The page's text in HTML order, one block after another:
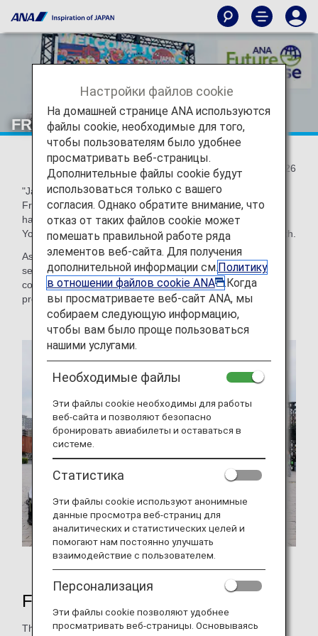
FRY to FLY!
2023/07/26
"Japan Burger Championship 2023" and "Japan French
Fries Championship 2023" to determine the best
hamburgers and French fries in Japan were held at
Yokohama Red Brick Warehouse from June 9th to June 11th.
As a participating company in the FRY to FLY Project, ANA
set up a booth at the event with other participating
companies to collect cooking oil used at the event and to
promote activities for SAF.
Booth held at the event
FRY to FLY Project
The FRY to FLY Project is working to collect waste cooking
Настройки файлов cookie
На домашней странице ANA используются
файлы cookie, необходимые для того,
чтобы пользователям было удобнее
просматривать веб-страницы.
Дополнительные файлы cookie будут
использоваться только с вашего
согласия. Однако обратите внимание, что
отказ от таких файлов cookie может
помешать правильной работе ряда
элементов веб-сайта. Для получения
дополнительной информации см.Политику
в отношении файлов cookie ANA
.Когда
вы просматриваете веб-сайт ANA, мы
собираем следующую информацию,
чтобы вам было проще пользоваться
нашими услугами.
Необходимые файлы
Эти файлы cookie необходимы для работы
веб-сайта и позволяют безопасно
бронировать авиабилеты и оставаться в
системе.
Статистика
Эти файлы cookie используют анонимные
данные просмотра веб-страниц для
аналитических и статистических целей и
помогают нам постоянно улучшать
взаимодействие с пользователем.
Персонализация
Эти файлы cookie позволяют удобнее
просматривать веб-страницы. Основываясь